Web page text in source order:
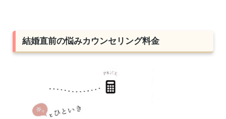
結婚直前の悩みカウンセリング料金